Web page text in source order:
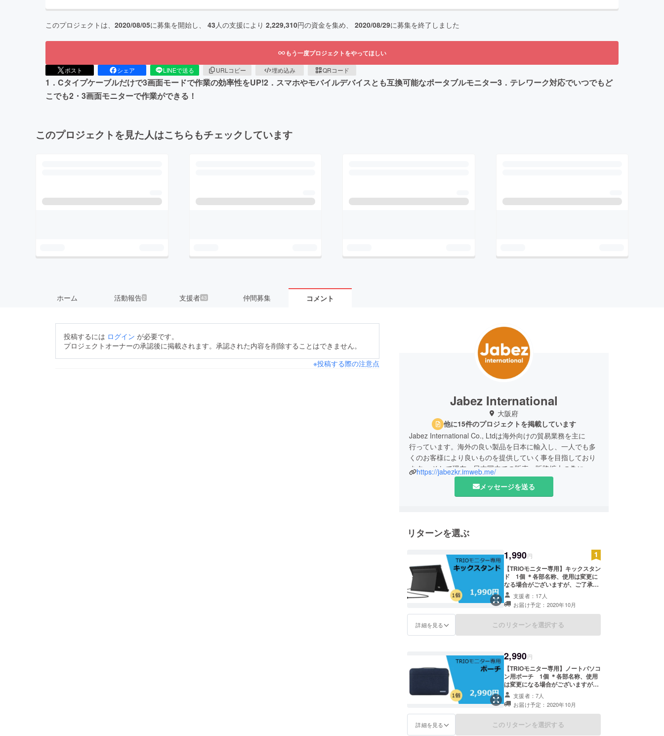
このプロジェクトは、 2020/08/05に募集を開始し、 43人の支援により 2,229,310円の資金を集め、 2020/08/29に募集を終了しました
もう一度プロジェクトをやってほしい
ポスト シェア LINEで送る URLコピー 埋め込み QRコード
1．Cタイプケーブルだけで3画面モードで作業の効率性をUP!2．スマホやモバイルデバイスとも互換可能なポータブルモニター3．テレワーク対応でいつでもど
こでも2・3画面モニターで作業ができる！
このプロジェクトを見た人はこちらもチェックしています
ホーム 活動報告2 支援者43 仲間募集 コメント
投稿するには ログイン が必要です。
プロジェクトオーナーの承認後に掲載されます。承認された内容を削除することはできません。
※投稿する際の注意点
Jabez International
大阪府
他に15件のプロジェクトを掲載しています
Jabez International Co., Ltdは海外向けの貿易業務を主に
行っています。海外の良い製品を日本に輸入し、一人でも多
くのお客様により良いものを提供していく事を目指しており
ます。 そして現在、日本国内での販売・販路拡大の為に、各
種認証の取得及びクラウドファンディングにてプロジェクト
https://jabezkr.imweb.me/
メッセージを送る
リターンを選ぶ
1,990円
【TRIOモニター専用】キックスタン
ド 1個 ＊各部名称、使用は変更に
なる場合がございますが、ご了承く
ださい。 ＊ご注文状況、使用部材の
供給状況、製造工程上の都合により
出荷時期が遅れる場合があります。
＊本リターンはTRIOモニターまたは
TRIO MAXモニターの本体を支援し
意ください。 ＊送料：送料込 ＊郵
送：国際郵送 ＊保証期間は1年間と
なっております。
支援者：17人
お届け予定：2020年10月
詳細を見る このリターンを選択する
2,990円
【TRIOモニター専用】ノートパソコ
ン用ポーチ 1個 ＊各部名称、使用
は変更になる場合がございますが、
ご了承ください。 ＊ご注文状況、使
用部材の供給状況、製造工程上の都
合により出荷時期が遅れる場合があ
ります。 ＊本リターンはTRIOモニ
ターまたはTRIO MAXモニターの本
支援者：7人
お届け予定：2020年10月
詳細を見る このリターンを選択する